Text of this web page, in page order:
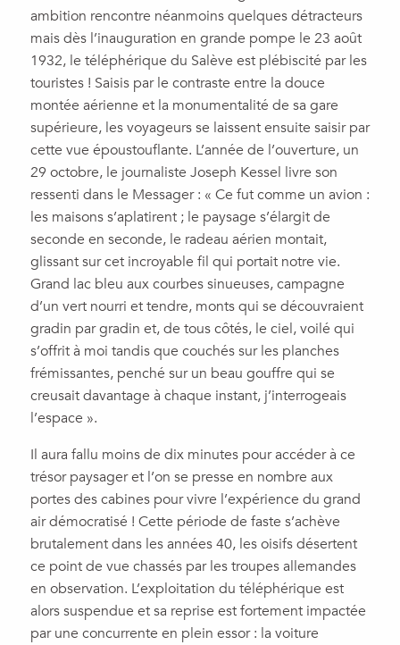
ambition rencontre néanmoins quelques détracteurs
mais dès l’inauguration en grande pompe le 23 août
1932, le téléphérique du Salève est plébiscité par les
touristes ! Saisis par le contraste entre la douce
montée aérienne et la monumentalité de sa gare
supérieure, les voyageurs se laissent ensuite saisir par
cette vue époustouflante. L’année de l’ouverture, un
29 octobre, le journaliste Joseph Kessel livre son
ressenti dans le Messager : « Ce fut comme un avion :
les maisons s’aplatirent ; le paysage s’élargit de
seconde en seconde, le radeau aérien montait,
glissant sur cet incroyable fil qui portait notre vie.
Grand lac bleu aux courbes sinueuses, campagne
d’un vert nourri et tendre, monts qui se découvraient
gradin par gradin et, de tous côtés, le ciel, voilé qui
s’offrit à moi tandis que couchés sur les planches
frémissantes, penché sur un beau gouffre qui se
creusait davantage à chaque instant, j’interrogeais
l’espace ».
Il aura fallu moins de dix minutes pour accéder à ce
trésor paysager et l’on se presse en nombre aux
portes des cabines pour vivre l’expérience du grand
air démocratisé ! Cette période de faste s’achève
brutalement dans les années 40, les oisifs désertent
ce point de vue chassés par les troupes allemandes
en observation. L’exploitation du téléphérique est
alors suspendue et sa reprise est fortement impactée
par une concurrente en plein essor : la voiture